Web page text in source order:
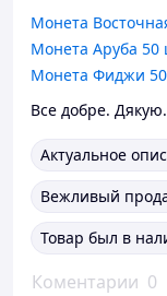
Монета Аруба 50
Монета Фиджи
Все добре. Дякую.
Актуальное
Вежливый
Товар был в
Коментарии 0